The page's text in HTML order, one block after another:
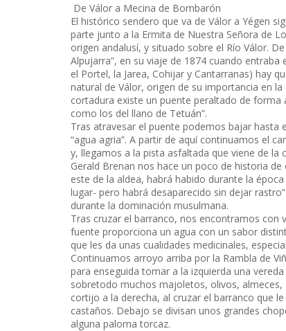
De Válor a Mecina de Bombarón
El histórico sendero que va de Válor a Yégen
parte junto a la Ermita de Nuestra Señora de
origen andalusí, y situado sobre el Río Válor.
Alpujarra”, en su viaje de 1874 cuando
el Portel, la Jarea, Cohijar y Cantarranas) hay
natural de Válor, origen de su importancia en
cortadura existe un puente peraltado de
como los del llano de Tetuán”.
Tras atravesar el puente podemos bajar hasta
“agua agria”. A partir de aquí continuamos el
y, llegamos a la pista asfaltada que viene de la
Gerald Brenan nos hace un poco de historia de
este de la aldea, habrá habido durante la
lugar- pero habrá desaparecido sin dejar
durante la dominación musulmana.
Tras cruzar el barranco, nos encontramos con
fuente proporciona un agua con un sabor
que les da unas cualidades medicinales,
Continuamos arroyo arriba por la Rambla de
para enseguida tomar a la izquierda una
sobretodo muchos majoletos, olivos, almeces,
cortijo a la derecha, al cruzar el barranco que
castaños. Debajo se divisan unos grandes
alguna paloma torcaz.